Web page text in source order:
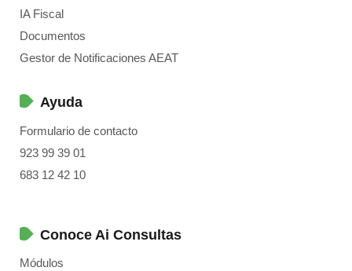
IA Fiscal
Documentos
Gestor de Notificaciones AEAT
Ayuda
Formulario de contacto
923 99 39 01
683 12 42 10
Conoce Ai Consultas
Módulos